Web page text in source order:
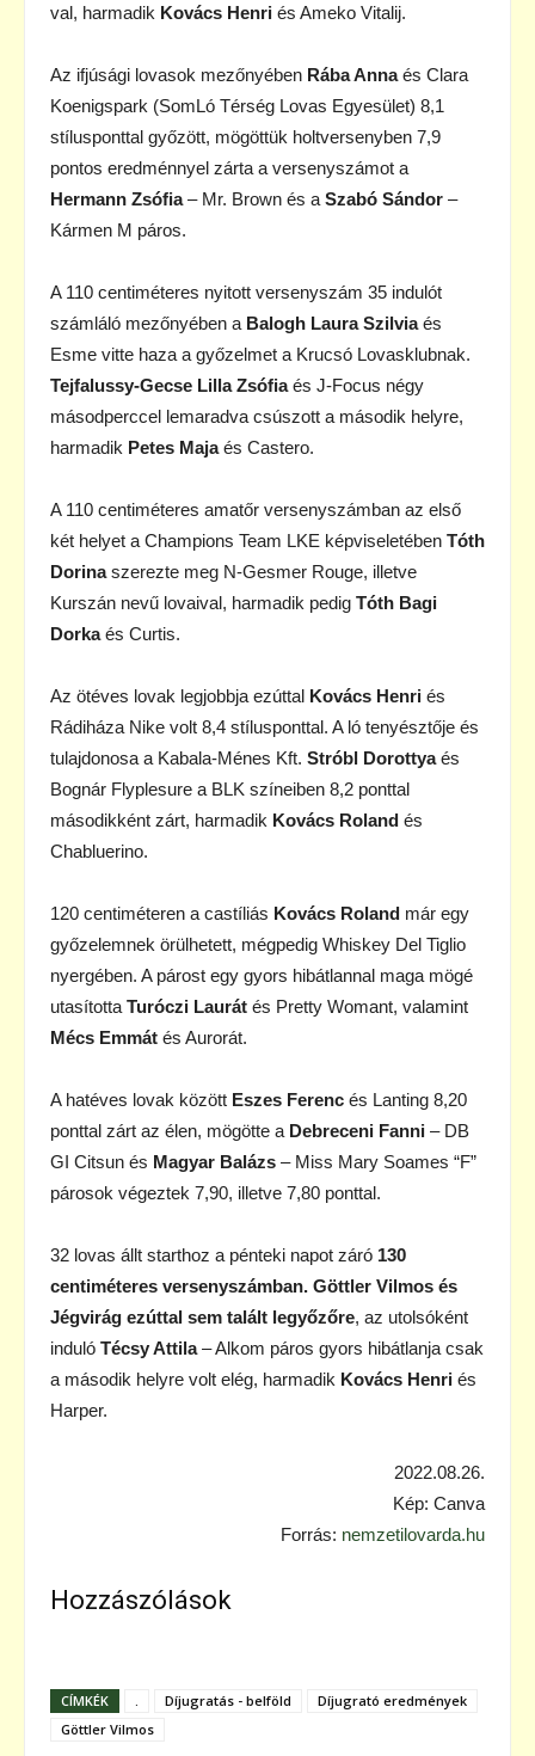
val, harmadik Kovács Henri és Ameko Vitalij.
Az ifjúsági lovasok mezőnyében Rába Annaés Clara
Koenigspark (SomLó Térség Lovas Egyesület) 8,1
stílusponttal győzött, mögöttük holtversenyben 7,9
pontos eredménnyel zárta a versenyszámot a
Hermann Zsófia– Mr. Brown és a Szabó Sándor –
Kármen M páros.
A 110 centiméteres nyitott versenyszám 35 indulót
számláló mezőnyében a Balogh Laura Szilviaés
Esme vitte haza a győzelmet a Krucsó Lovasklubnak.
Tejfalussy-Gecse Lilla Zsófiaés J-Focus négy
másodperccel lemaradva csúszott a második helyre,
harmadik Petes Majaés Castero.
A 110 centiméteres amatőr versenyszámban az első
két helyet a Champions Team LKE képviseletében Tóth
Dorinaszerezte meg N-Gesmer Rouge, illetve
Kurszán nevű lovaival, harmadik pedig Tóth Bagi
Dorkaés Curtis.
Az ötéves lovak legjobbja ezúttal Kovács Henri és
Rádiháza Nike volt 8,4 stílusponttal. A ló tenyésztője és
tulajdonosa a Kabala-Ménes Kft. Stróbl Dorottyaés
Bognár Flyplesure a BLK színeiben 8,2 ponttal
másodikként zárt, harmadik Kovács Roland és
Chabluerino.
120 centiméteren a castíliás Kovács Roland már egy
győzelemnek örülhetett, mégpedig Whiskey Del Tiglio
nyergében. A párost egy gyors hibátlannal maga mögé
utasította Turóczi Laurát és Pretty Womant, valamint
Mécs Emmát és Aurorát.
A hatéves lovak között Eszes Ferenc és Lanting 8,20
ponttal zárt az élen, mögötte a Debreceni Fanni – DB
GI Citsun és Magyar Balázs – Miss Mary Soames “F”
párosok végeztek 7,90, illetve 7,80 ponttal.
32 lovas állt starthoz a pénteki napot záró 130
centiméteres versenyszámban. Göttler Vilmos és
Jégvirág ezúttal sem talált legyőzőre, az utolsóként
induló Técsy Attila– Alkom páros gyors hibátlanja csak
a második helyre volt elég, harmadik Kovács Henri és
Harper.
2022.08.26.
Kép: Canva
Forrás: nemzetilovarda.hu
Hozzászólások
CÍMKÉK Díjugratás - belföld
Díjugrató eredmények
Göttler Vilmos